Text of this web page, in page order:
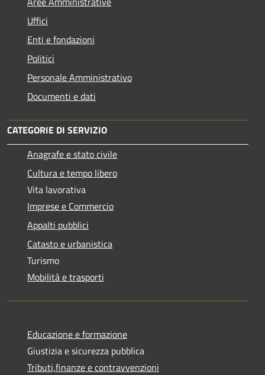
Uffici
Enti e fondazioni
Politici
Personale Amministrativo
Documenti e dati
CATEGORIE DI SERVIZIO
Anagrafe e stato civile
Cultura e tempo libero
Vita lavorativa
Imprese e Commercio
Appalti pubblici
Catasto e urbanistica
Turismo
Mobilità e trasporti
Educazione e formazione
Giustizia e sicurezza pubblica
Tributi,finanze e contravvenzioni